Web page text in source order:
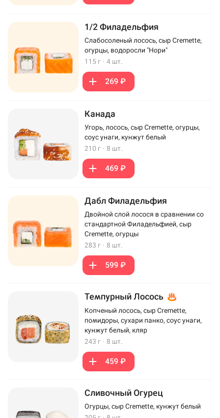
1/2 Филадельфия
Слабосоленый лосось, сыр Cremette,
огурцы, водоросли "Нори"
115 г · 4 шт.
269 ₽
Канада
Угорь, лосось, сыр Cremette, огурцы,
соус унаги, кунжут белый
210 г · 8 шт.
469 ₽
Дабл Филадельфия
Двойной слой лосося в сравнении со
стандартной Филадельфией, сыр
Cremette, огурцы
283 г · 8 шт.
599 ₽
Темпурный Лосось
Копченый лосось, сыр Cremette,
помидоры, сухари панко, соус унаги,
кунжут белый, кляр
243 г · 8 шт.
459 ₽
Сливочный Огурец
Огурцы, сыр Cremette, кунжут белый